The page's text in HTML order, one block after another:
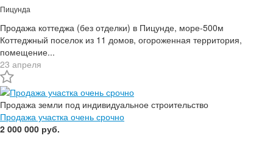
Пицунда
Продажа коттеджа (без отделки) в Пицунде, море-500м
Коттеджный поселок из 11 домов, огороженная территория,
помещение...
23 апреля
Продажа земли под индивидуальное строительство
Продажа участка очень срочно
2 000 000 руб.